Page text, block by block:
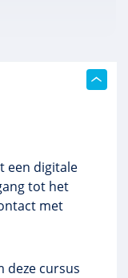
een digitale
tot het
met
deze cursus